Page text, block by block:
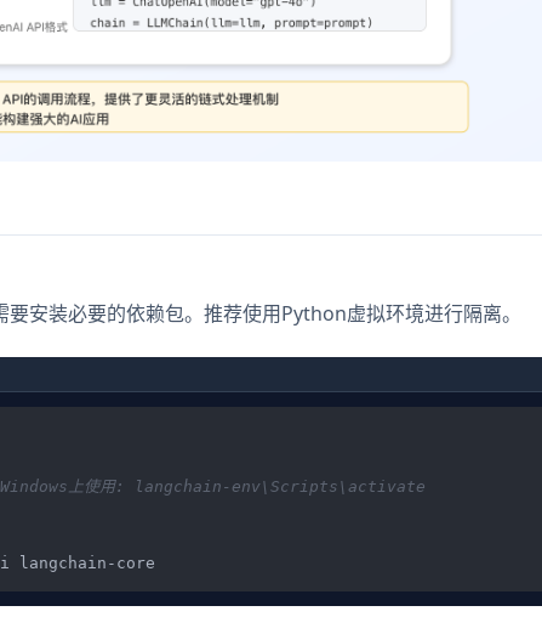
安装必要的依赖包。推荐使用Python虚拟环境进行隔离。
上使用: langchain-env\Scripts\activate